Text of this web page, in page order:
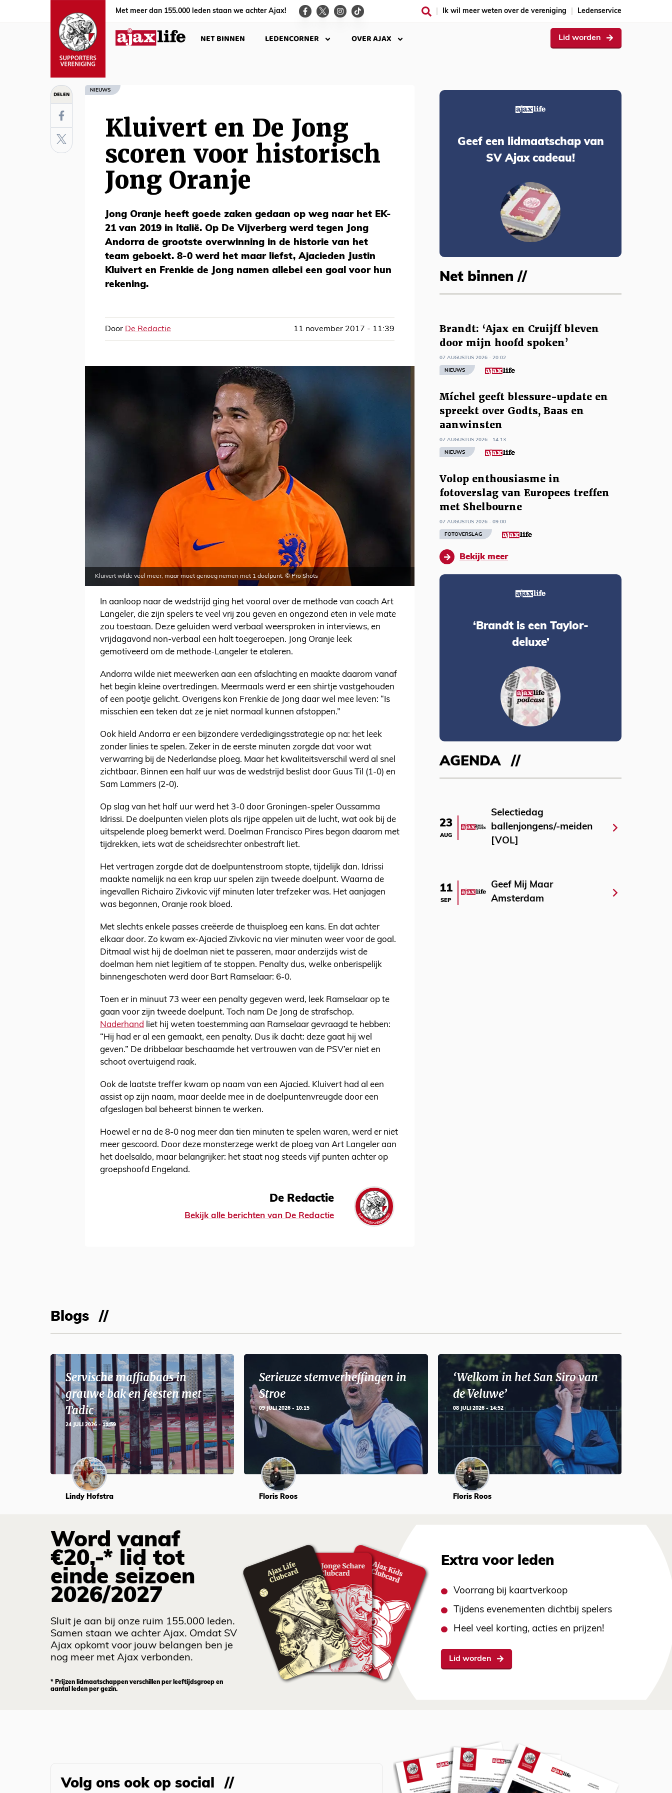
Met meer dan 155.000 leden staan we achter Ajax! Ik wil meer weten over de vereniging Ledenservice
NET BINNEN LEDENCORNER OVER AJAX Lid worden
DELEN NIEUWS
Kluivert en De Jong
scoren voor historisch
Jong Oranje
Jong Oranje heeft goede zaken gedaan op weg naar het EK-
21 van 2019 in Italië. Op De Vijverberg werd tegen Jong
Andorra de grootste overwinning in de historie van het
team geboekt. 8-0 werd het maar liefst, Ajacieden Justin
Kluivert en Frenkie de Jong namen allebei een goal voor hun
rekening.
Door De Redactie 11 november 2017 - 11:39
Kluivert wilde veel meer, maar moet genoeg nemen met 1 doelpunt. © Pro Shots
In aanloop naar de wedstrijd ging het vooral over de methode van coach Art
Langeler, die zijn spelers te veel vrij zou geven en ongezond eten in vele mate
zou toestaan. Deze geluiden werd verbaal weersproken in interviews, en
vrijdagavond non-verbaal een halt toegeroepen. Jong Oranje leek
gemotiveerd om de methode-Langeler te etaleren.
Andorra wilde niet meewerken aan een afslachting en maakte daarom vanaf
het begin kleine overtredingen. Meermaals werd er een shirtje vastgehouden
of een pootje gelicht. Overigens kon Frenkie de Jong daar wel mee leven: “Is
misschien een teken dat ze je niet normaal kunnen afstoppen.”
Ook hield Andorra er een bijzondere verdedigingsstrategie op na: het leek
zonder linies te spelen. Zeker in de eerste minuten zorgde dat voor wat
verwarring bij de Nederlandse ploeg. Maar het kwaliteitsverschil werd al snel
zichtbaar. Binnen een half uur was de wedstrijd beslist door Guus Til (1-0) en
Sam Lammers (2-0).
Op slag van het half uur werd het 3-0 door Groningen-speler Oussamma
Idrissi. De doelpunten vielen plots als rijpe appelen uit de lucht, wat ook bij de
uitspelende ploeg bemerkt werd. Doelman Francisco Pires begon daarom met
tijdrekken, iets wat de scheidsrechter onbestraft liet.
Het vertragen zorgde dat de doelpuntenstroom stopte, tijdelijk dan. Idrissi
maakte namelijk na een krap uur spelen zijn tweede doelpunt. Waarna de
ingevallen Richairo Zivkovic vijf minuten later trefzeker was. Het aanjagen
was begonnen, Oranje rook bloed.
Met slechts enkele passes creëerde de thuisploeg een kans. En dat achter
elkaar door. Zo kwam ex-Ajacied Zivkovic na vier minuten weer voor de goal.
Ditmaal wist hij de doelman niet te passeren, maar anderzijds wist de
doelman hem niet legitiem af te stoppen. Penalty dus, welke onberispelijk
binnengeschoten werd door Bart Ramselaar: 6-0.
Toen er in minuut 73 weer een penalty gegeven werd, leek Ramselaar op te
gaan voor zijn tweede doelpunt. Toch nam De Jong de strafschop.
Naderhand liet hij weten toestemming aan Ramselaar gevraagd te hebben:
“Hij had er al een gemaakt, een penalty. Dus ik dacht: deze gaat hij wel
geven.” De dribbelaar beschaamde het vertrouwen van de PSV’er niet en
schoot overtuigend raak.
Ook de laatste treffer kwam op naam van een Ajacied. Kluivert had al een
assist op zijn naam, maar deelde mee in de doelpuntenvreugde door een
afgeslagen bal beheerst binnen te werken.
Hoewel er na de 8-0 nog meer dan tien minuten te spelen waren, werd er niet
meer gescoord. Door deze monsterzege werkt de ploeg van Art Langeler aan
het doelsaldo, maar belangrijker: het staat nog steeds vijf punten achter op
groepshoofd Engeland.
De Redactie
Bekijk alle berichten van De Redactie
Geef een lidmaatschap van
SV Ajax cadeau!
Net binnen //
Brandt: ‘Ajax en Cruijff bleven
door mijn hoofd spoken’
07 AUGUSTUS 2026 - 20:02
NIEUWS
Míchel geeft blessure-update en
spreekt over Godts, Baas en
aanwinsten
07 AUGUSTUS 2026 - 14:13
NIEUWS
Volop enthousiasme in
fotoverslag van Europees treffen
met Shelbourne
07 AUGUSTUS 2026 - 09:00
FOTOVERSLAG
Bekijk meer
‘Brandt is een Taylor-
deluxe’
AGENDA
23
AUG
Selectiedag
ballenjongens/-meiden
[VOL]
11
SEP
Geef Mij Maar
Amsterdam
Blogs
Servische maffiabaas in
grauwe bak en feesten met
Tadic
24 JULI 2026 - 11:59
Lindy Hofstra
Serieuze stemverheffingen in
Stroe
09 JULI 2026 - 10:15
Floris Roos
‘Welkom in het San Siro van
de Veluwe’
08 JULI 2026 - 14:52
Floris Roos
Word vanaf
€20,-* lid tot
einde seizoen
2026/2027
Sluit je aan bij onze ruim 155.000 leden.
Samen staan we achter Ajax. Omdat SV
Ajax opkomt voor jouw belangen ben je
nog meer met Ajax verbonden.
* Prijzen lidmaatschappen verschillen per leeftijdsgroep en
aantal leden per gezin.
Extra voor leden
Voorrang bij kaartverkoop
Tijdens evenementen dichtbij spelers
Heel veel korting, acties en prijzen!
Lid worden
Volg ons ook op social